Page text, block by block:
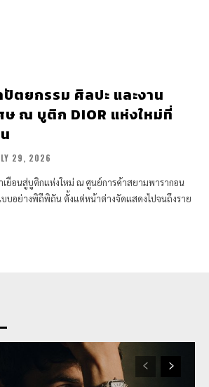
ตยกรรม ศิลปะ และงาน
ณ บูติก DIOR แห่งใหม่ที่
29, 2026
เยือนสู่บูติกแห่งใหม่ ณ ศูนย์การค้าสยามพารากอน
บอย่างพิถีพิถัน ตั้งแต่หน้าต่างจัดแสดงไปจนถึงราย